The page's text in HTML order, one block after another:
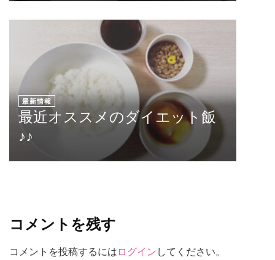
最新情報
最近オススメのダイエット飯
♪♪
コメントを残す
コメントを投稿するにはログインしてください。